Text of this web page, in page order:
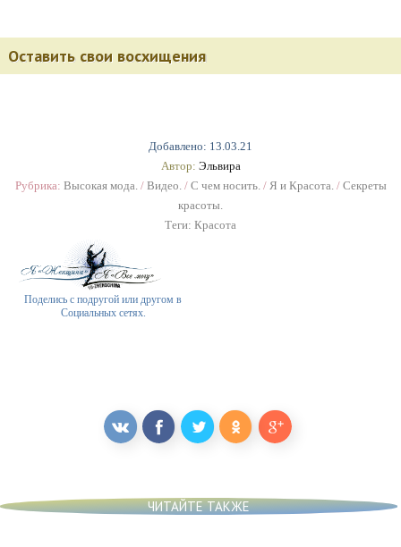
Добавлено: 13.03.21
Автор: Эльвира
Рубрика: Высокая мода./ Видео./ С чем носить./ Я и Красота./ Секреты
красоты.
Теги: Красота
Поделись с подругой или другом в
Социальных сетях.
Оставить свои восхищения
ЧИТАЙТЕ ТАКЖЕ